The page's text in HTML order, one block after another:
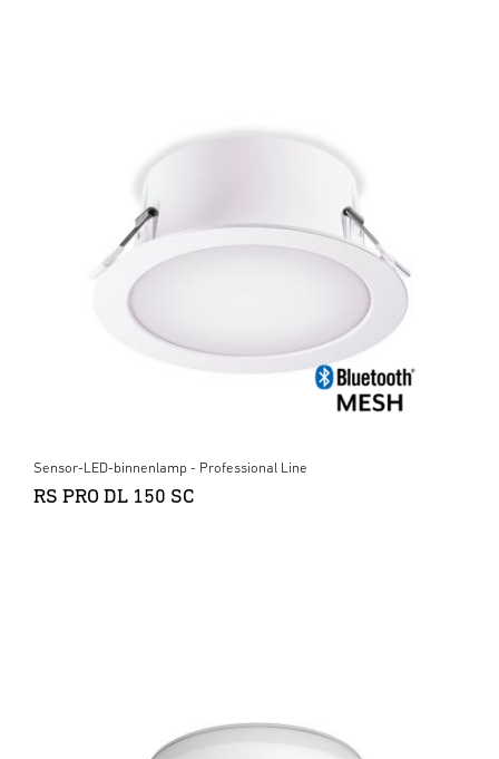
Sensor-LED-binnenlamp - Professional Line
RS PRO DL 150 SC